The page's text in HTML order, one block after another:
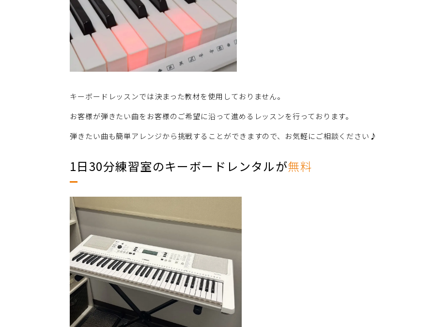
キーボードレッスンでは決まった教材を使用しておりません。
お客様が弾きたい曲をお客様のご希望に沿って進めるレッスンを行っております。
弾きたい曲も簡単アレンジから挑戦することができますので、お気軽にご相談ください♪
1日30分練習室のキーボードレンタルが無料